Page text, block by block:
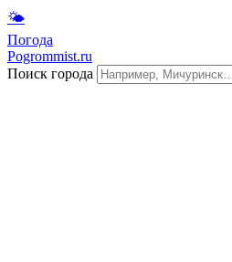
🌤
Погода
Pogrommist.ru
Поиск города